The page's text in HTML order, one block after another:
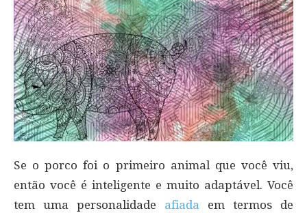
Se o porco foi o primeiro animal que você viu,
então você é inteligente e muito adaptável. Você
tem uma personalidade afiada em termos de